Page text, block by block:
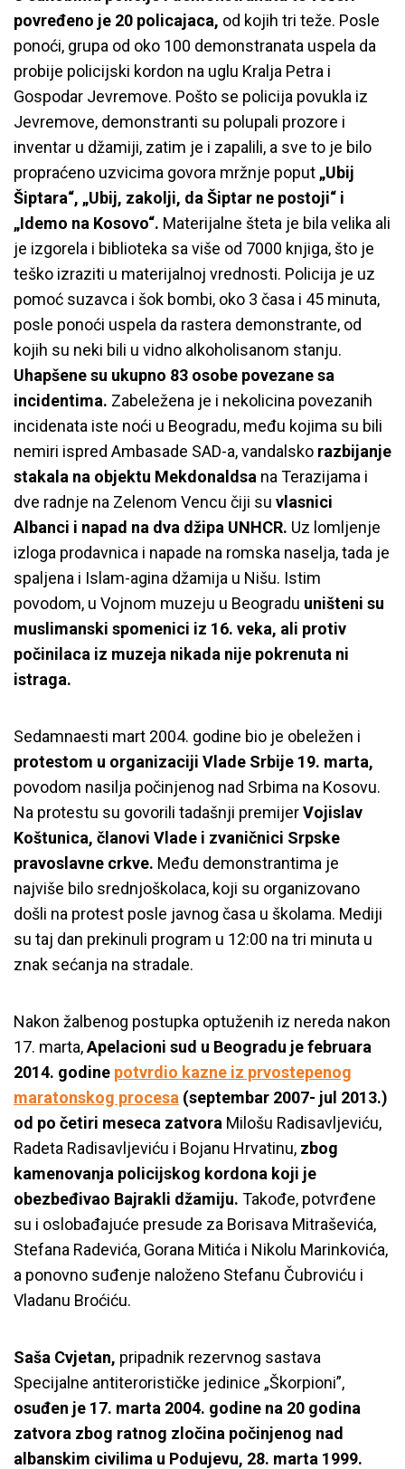
povređeno je 20 policajaca, od kojih tri teže. Posle
ponoći, grupa od oko 100 demonstranata uspela da
probije policijski kordon na uglu Kralja Petra i
Gospodar Jevremove. Pošto se policija povukla iz
Jevremove, demonstranti su polupali prozore i
inventar u džamiji, zatim je i zapalili, a sve to je bilo
propraćeno uzvicima govora mržnje poput „Ubij
Šiptara“, „Ubij, zakolji, da Šiptar ne postoji“ i
„Idemo na Kosovo“. Materijalne šteta je bila velika ali
je izgorela i biblioteka sa više od 7000 knjiga, što je
teško izraziti u materijalnoj vrednosti. Policija je uz
pomoć suzavca i šok bombi, oko 3 časa i 45 minuta,
posle ponoći uspela da rastera demonstrante, od
kojih su neki bili u vidno alkoholisanom stanju.
Uhapšene su ukupno 83 osobe povezane sa
incidentima. Zabeležena je i nekolicina povezanih
incidenata iste noći u Beogradu, među kojima su bili
nemiri ispred Ambasade SAD-a, vandalsko razbijanje
stakala na objektu Mekdonaldsa na Terazijama i
dve radnje na Zelenom Vencu čiji su vlasnici
Albanci i napad na dva džipa UNHCR. Uz lomljenje
izloga prodavnica i napade na romska naselja, tada je
spaljena i Islam-agina džamija u Nišu. Istim
povodom, u Vojnom muzeju u Beogradu uništeni su
muslimanski spomenici iz 16. veka, ali protiv
počinilaca iz muzeja nikada nije pokrenuta ni
istraga.
Sedamnaesti mart 2004. godine bio je obeležen i
protestom u organizaciji Vlade Srbije 19. marta,
povodom nasilja počinjenog nad Srbima na Kosovu.
Na protestu su govorili tadašnji premijerVojislav
Koštunica, članovi Vlade i zvaničnici Srpske
pravoslavne crkve. Među demonstrantima je
najviše bilo srednjoškolaca, koji su organizovano
došli na protest posle javnog časa u školama. Mediji
su taj dan prekinuli program u 12:00 na tri minuta u
znak sećanja na stradale.
Nakon žalbenog postupka optuženih iz nereda nakon
17. marta,Apelacioni sud u Beogradu je februara
2014. godine potvrdio kazne iz prvostepenog
maratonskog procesa (septembar 2007- jul 2013.)
od po četiri meseca zatvora Milošu Radisavljeviću,
Radeta Radisavljeviću i Bojanu Hrvatinu, zbog
kamenovanja policijskog kordona koji je
obezbeđivao Bajrakli džamiju. Takođe, potvrđene
su i oslobađajuće presude za Borisava Mitraševića,
Stefana Radevića, Gorana Mitića i Nikolu Marinkovića,
a ponovno suđenje naloženo Stefanu Čubroviću i
Vladanu Broćiću.
Saša Cvjetan, pripadnik rezervnog sastava
Specijalne antiterorističke jedinice „Škorpioni”,
osuđen je 17. marta 2004. godine na 20 godina
zatvora zbog ratnog zločina počinjenog nad
albanskim civilima u Podujevu, 28. marta 1999.